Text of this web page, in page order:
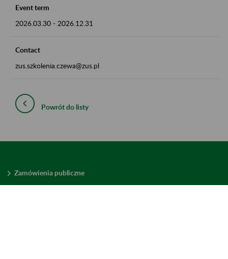
Event term
2026.03.30 - 2026.12.31
Contact
zus.szkolenia.czewa@zus.pl
Powrót do listy
Zamówienia publiczne